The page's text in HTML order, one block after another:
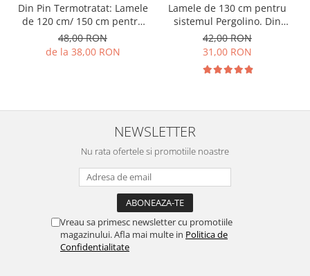
Din Pin Termotratat: Lamele
de 120 cm/ 150 cm pentru
sistemul Pergolino. Din
lemn de pin termotratat
pentru inchidere perfecta
48,00 RON
de la 38,00 RON
Lamele de 130 cm pentru
sistemul Pergolino. Din
lemn de pin clasa AB,
pentru inchidere perfecta.
42,00 RON
31,00 RON
NEWSLETTER
Nu rata ofertele si promotiile noastre
Vreau sa primesc newsletter cu promotiile
magazinului. Afla mai multe in Politica de
Confidentialitate